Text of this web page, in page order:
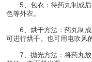
5、包衣：待药丸制成后
色等外衣。
6、烘干方法：药丸制成
可进行烘干。也可用电吹风
7、抛光方法：将药丸放